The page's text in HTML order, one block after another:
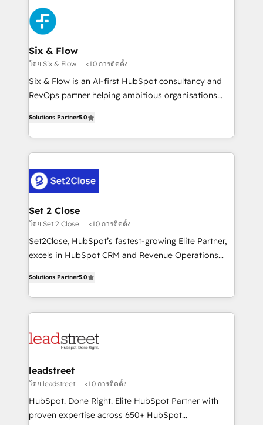
complex use cases 🏆 CRM Implementation,
Platform Enablement, Custom Integration and
Certified
toma de 1 a 3 semanas por caso, abordamos varios
en paralelo cuando tiene sentido, y siempre
confirmamos resultados antes de seguir avanzando.
Empiezas a ver resultados antes de que termine el
mes. 🏆 HubSpot Partner of the Year 2022, máximo
reconocimiento del ecosistema. Elite Solutions
Partner, el nivel más alto. +700 clientes
Hospital ABC, Hogares Unión, Yves Rocher,
MacStore, Café Britt, Bella Piel, confiaron en
respuestas para empezar. Te ayudamos a identificar
el primer caso de uso que más impacto te dará.
días.
Six & Flow
โดย Six & Flow <10 การติดตั้ง
Six & Flow is an AI-first HubSpot consultancy and
RevOps partner helping ambitious organisations
Operating across the UK, Netherlands, Ireland, and
Canada, we’ve delivered thousands of successful
HubSpot projects for mid-market and enterprise
combine HubSpot, data, and AI to design connected
go-to-market systems that align people, process,
and technology for predictable, scalable revenue
growth. Our expertise spans RevOps, CRM and data
architecture, AI enablement, and strategic marketing,
delivered through our proprietary FLAIR framework
Partner and ISO 27001:2022 certified consultancy,
we blend strategy, creativity, and technology to help
Solutions Partner5.0
Set 2 Close
โดย Set 2 Close <10 การติดตั้ง
Set2Close, HubSpot’s fastest-growing Elite Partner,
excels in HubSpot CRM and Revenue Operations
As a top HubSpot Elite Partner, we specialize in
custom HubSpot CRM solutions. Our experts design,
implement, and optimize systems to enhance user
marketing, and service teams. From setup to
management, and speed up deal closures. With 500+
projects completed, our Agile approach ensures your
HubSpot CRM drives measurable results. Our
RevOps services align your sales, marketing, and
Solutions Partner5.0
leadstreet
โดย leadstreet <10 การติดตั้ง
HubSpot. Done Right. Elite HubSpot Partner with
proven expertise across 650+ HubSpot